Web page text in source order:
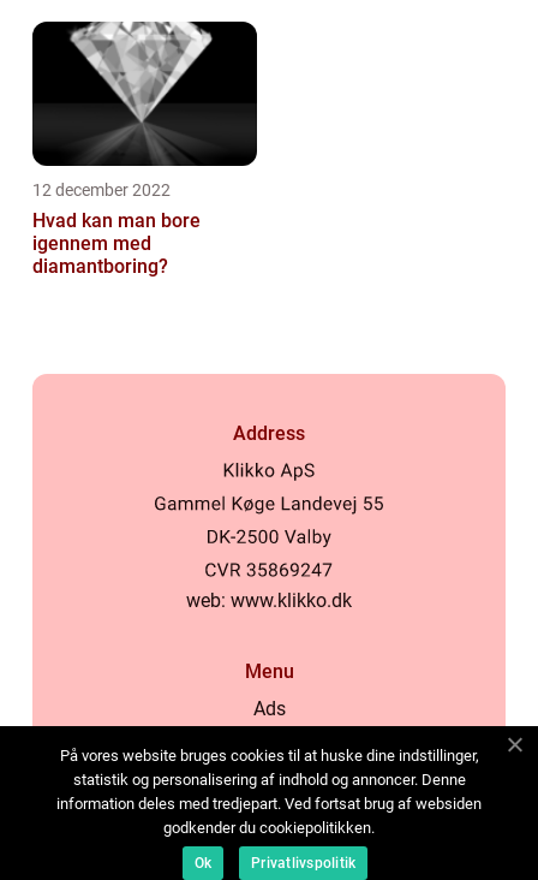
12 december 2022
Hvad kan man bore
igennem med
diamantboring?
Address
web: www.klikko.dk
Menu
Ads
Cookies
Contact
Sitemap
På vores website bruges cookies til at huske dine indstillinger,
statistik og personalisering af indhold og annoncer. Denne
information deles med tredjepart. Ved fortsat brug af websiden
godkender du cookiepolitikken.
Ok Privatlivspolitik